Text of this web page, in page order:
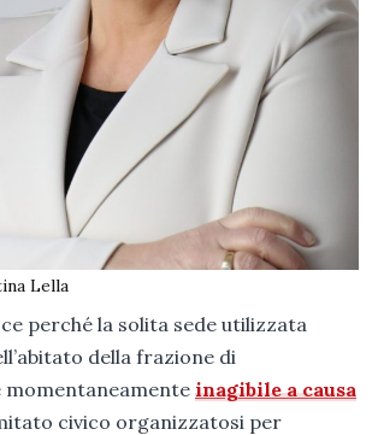
Lella
perché la solita sede utilizzata
della frazione di
momentaneamente inagibile a causa
civico organizzatosi per